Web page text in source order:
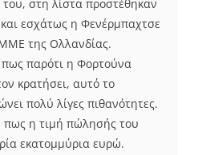
στη λίστα προστέθηκαν
εσχάτως η Φενέρμπαχτσε
της Ολλανδίας.
παρότι η Φορτούνα
κρατήσει, αυτό το
πολύ λίγες πιθανότητες.
πως η τιμή πώλησής του
εκατομμύρια ευρώ.